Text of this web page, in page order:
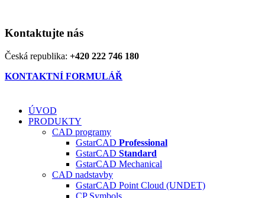
Kontaktujte nás
Česká republika: +420 222 746 180
KONTAKTNÍ FORMULÁŘ
ÚVOD
PRODUKTY
CAD programy
GstarCAD Professional
GstarCAD Standard
GstarCAD Mechanical
CAD nadstavby
GstarCAD Point Cloud (UNDET)